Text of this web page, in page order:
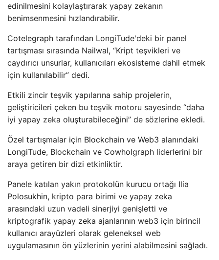
edinilmesini kolaylaştırarak yapay zekanın
benimsenmesini hızlandırabilir.
Cotelegraph tarafından LongiTude'deki bir panel
tartışması sırasında Nailwal, “Kript teşvikleri ve
caydırıcı unsurlar, kullanıcıları ekosisteme dahil etmek
için kullanılabilir” dedi.
Etkili zincir teşvik yapılarına sahip projelerin,
geliştiricileri çeken bu teşvik motoru sayesinde “daha
iyi yapay zeka oluşturabileceğini” de sözlerine ekledi.
Özel tartışmalar için Blockchain ve Web3 alanındaki
LongiTude, Blockchain ve Cowholgraph liderlerini bir
araya getiren bir dizi etkinliktir.
Panele katılan yakın protokolün kurucu ortağı Ilia
Polosukhin, kripto para birimi ve yapay zeka
arasındaki uzun vadeli sinerjiyi genişletti ve
kriptografik yapay zeka ajanlarının web3 için birincil
kullanıcı arayüzleri olarak geleneksel web
uygulamasının ön yüzlerinin yerini alabilmesini sağladı.